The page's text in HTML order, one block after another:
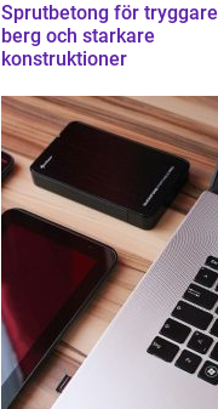
Sprutbetong för tryggare
berg och starkare
konstruktioner